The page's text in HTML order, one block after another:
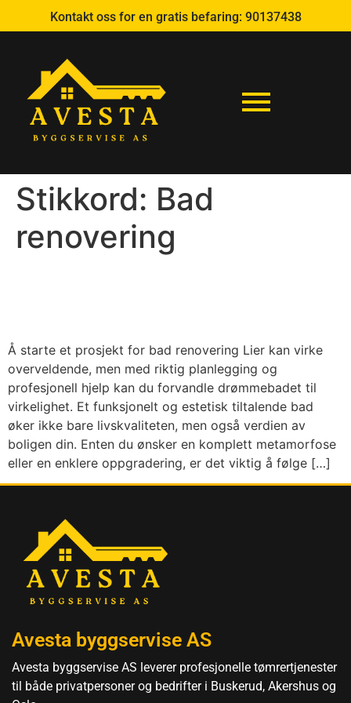
Kontakt oss for en gratis befaring: 90137438
Stikkord: Bad
renovering
Å starte et prosjekt for bad renovering Lier kan virke
overveldende, men med riktig planlegging og
profesjonell hjelp kan du forvandle drømmebadet til
virkelighet. Et funksjonelt og estetisk tiltalende bad
øker ikke bare livskvaliteten, men også verdien av
boligen din. Enten du ønsker en komplett metamorfose
eller en enklere oppgradering, er det viktig å følge […]
Avesta byggservise AS
Avesta byggservise AS leverer profesjonelle tømrertjenester
til både privatpersoner og bedrifter i Buskerud, Akershus og